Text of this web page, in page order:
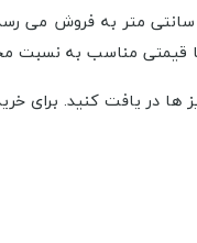
انواع ارتفاع ها از 35 سانت
قیمتی مناسب به
ها در یافت کنید. برای